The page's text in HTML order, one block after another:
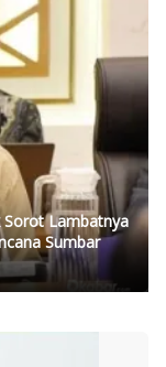
Sorot Lambatnya
Sumbar